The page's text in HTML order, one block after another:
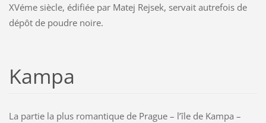
XVéme siècle, édifiée par Matej Rejsek, servait autrefois de
dépôt de poudre noire.
Kampa
La partie la plus romantique de Prague – l’île de Kampa –